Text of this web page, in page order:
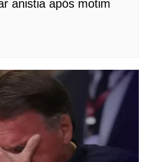
anistia após motim